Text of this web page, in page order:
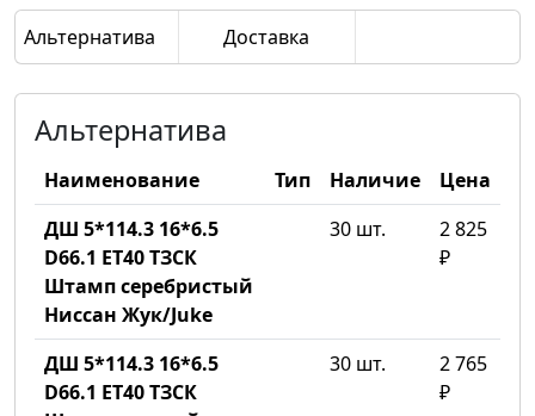
Альтернатива Доставка
Альтернатива
Наименование Тип Наличие
Цена
ДШ 5*114.3 16*6.5
D66.1 ET40 ТЗСК
Штамп серебристый
Ниссан Жук/Juke
30 шт.
2 825
₽
ДШ 5*114.3 16*6.5
D66.1 ET40 ТЗСК
30 шт.
2 765
₽